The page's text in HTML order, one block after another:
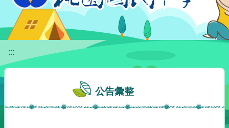
:::
公告彙整